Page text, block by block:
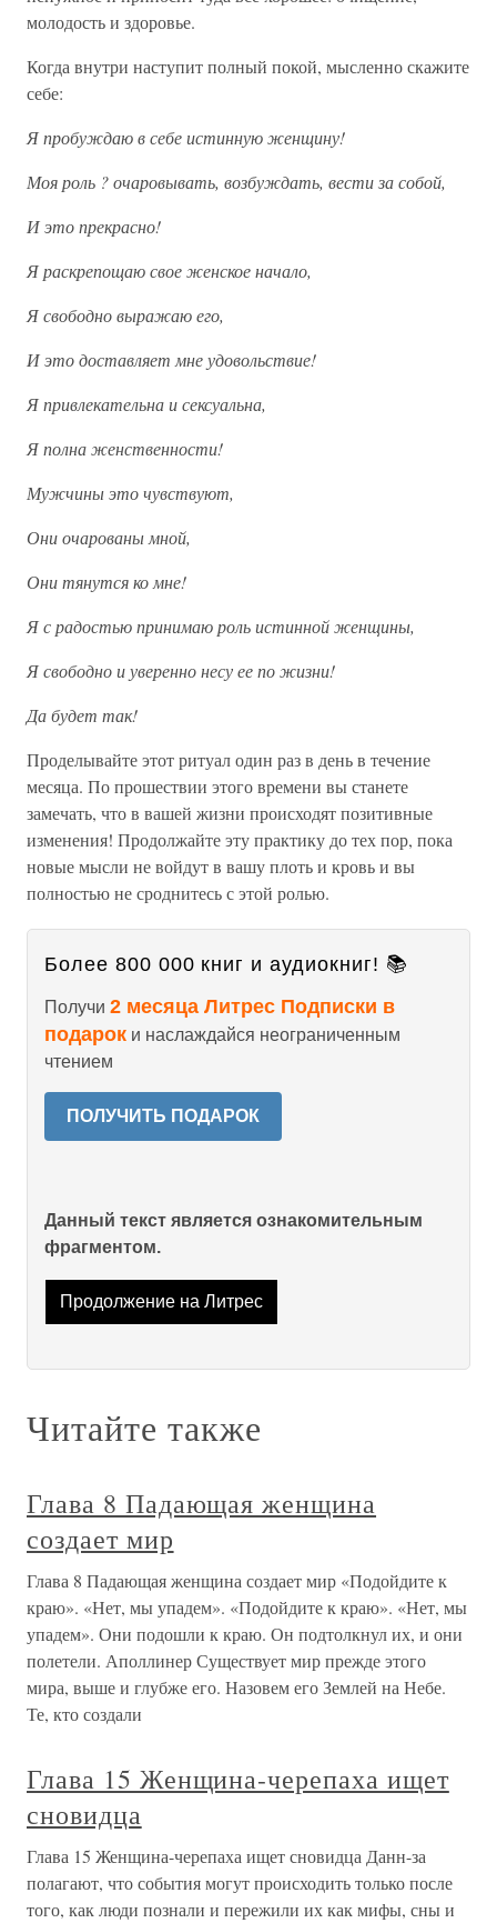
молодость и здоровье.
Когда внутри наступит полный покой, мысленно скажите
себе:
Я пробуждаю в себе истинную женщину!
Моя роль ? очаровывать, возбуждать, вести за собой,
И это прекрасно!
Я раскрепощаю свое женское начало,
Я свободно выражаю его,
И это доставляет мне удовольствие!
Я привлекательна и сексуальна,
Я полна женственности!
Мужчины это чувствуют,
Они очарованы мной,
Они тянутся ко мне!
Я с радостью принимаю роль истинной женщины,
Я свободно и уверенно несу ее по жизни!
Да будет так!
Проделывайте этот ритуал один раз в день в течение
месяца. По прошествии этого времени вы станете
замечать, что в вашей жизни происходят позитивные
изменения! Продолжайте эту практику до тех пор, пока
новые мысли не войдут в вашу плоть и кровь и вы
полностью не сроднитесь с этой ролью.
Более 800 000 книг и аудиокниг! 📚
Получи 2 месяца Литрес Подписки в
подарок и наслаждайся неограниченным
чтением
ПОЛУЧИТЬ ПОДАРОК
Данный текст является ознакомительным
фрагментом.
Продолжение на Литрес
Читайте также
Глава 8 Падающая женщина
создает мир
Глава 8 Падающая женщина создает мир «Подойдите к
краю». «Нет, мы упадем». «Подойдите к краю». «Нет, мы
упадем». Они подошли к краю. Он подтолкнул их, и они
полетели. Аполлинер Существует мир прежде этого
мира, выше и глубже его. Назовем его Землей на Небе.
Те, кто создали
Глава 15 Женщина-черепаха ищет
сновидца
Глава 15 Женщина-черепаха ищет сновидца Данн-за
полагают, что события могут происходить только после
того, как люди познали и пережили их как мифы, сны и